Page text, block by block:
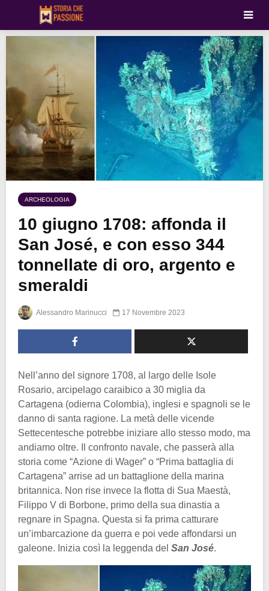
ARCHEOLOGIA
10 giugno 1708: affonda il
San José, e con esso 344
tonnellate di oro, argento e
smeraldi
Alessandro Marinucci 17 Novembre 2023
Nell’anno del signore 1708, al largo delle Isole
Rosario, arcipelago caraibico a 30 miglia da
Cartagena (odierna Colombia), inglesi e spagnoli se le
danno di santa ragione. La metà delle vicende
Settecentesche potrebbe iniziare allo stesso modo, ma
andiamo oltre. Il confronto navale, che passerà alla
storia come “Azione di Wager” o “Prima battaglia di
Cartagena” arrise ad un battaglione della marina
britannica. Non rise invece la flotta di Sua Maestà,
Filippo V di Borbone, primo della sua dinastia a
regnare in Spagna. Questa si fa prima catturare
un’imbarcazione da guerra e poi vede affondarsi un
galeone. Inizia così la leggenda del San José.